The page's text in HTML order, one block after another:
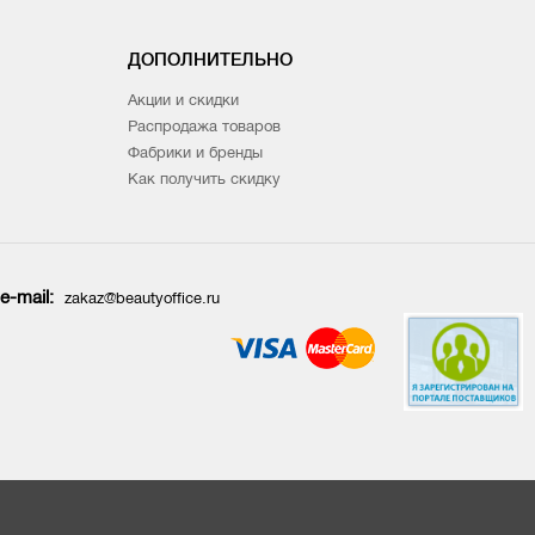
ДОПОЛНИТЕЛЬНО
Акции и скидки
Распродажа товаров
Фабрики и бренды
Как получить скидку
e-mail: zakaz@beautyoffice.ru